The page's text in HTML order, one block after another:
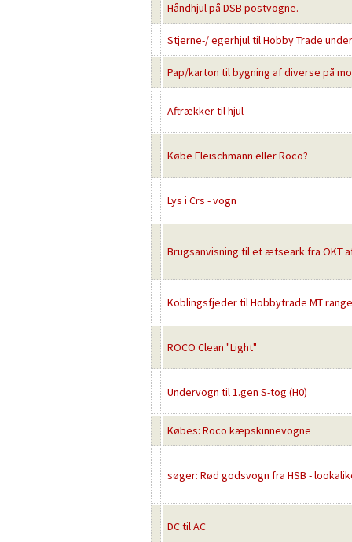
Håndhjul på DSB postvogne.
Stjerne-/ egerhjul til Hobby Trade
Pap/karton til bygning af diverse på
Aftrækker til hjul
Købe Fleischmann eller Roco?
Lys i Crs - vogn
Brugsanvisning til et ætseark fra OKT
Koblingsfjeder til Hobbytrade MT
ROCO Clean "Light"
Undervogn til 1.gen S-tog (H0)
Købes: Roco kæpskinnevogne
søger: Rød godsvogn fra HSB -
DC til AC